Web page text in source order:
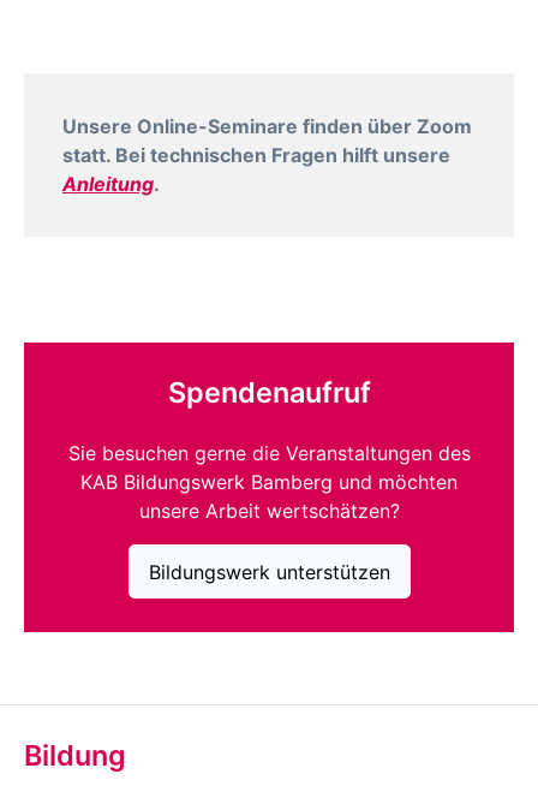
Unsere Online-Seminare finden über Zoom
statt. Bei technischen Fragen hilft unsere
Anleitung.
Spendenaufruf
Sie besuchen gerne die Veranstaltungen des
KAB Bildungswerk Bamberg und möchten
unsere Arbeit wertschätzen?
Bildungswerk unterstützen
Bildung